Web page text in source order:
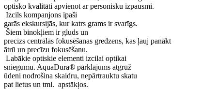
optisko kvalitāti apvienot ar personisku izpausmi.
Izcils kompanjons īpaši
garās ekskursijās, kur katrs grams ir svarīgs.
Šiem binokļiem ir gluds un
precīzs centrālās fokusēšanas gredzens, kas ļauj panākt
ātrū un precīzu fokusēšanu.
Labākie optiskie elementi izcilai optikai
sniegumu. AquaDura® pārklājums atgrūž
ūdeni nodrošina skaidru, nepārtrauktu skatu
pat lietus un tml. apstākļos.